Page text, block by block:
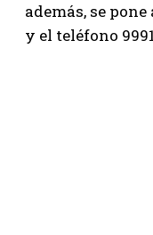
además, se
y el teléfono